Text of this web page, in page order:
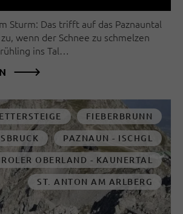
Sturm: Das trifft auf das Paznauntal
wenn der Schnee zu schmelzen
ins Tal…
FIEBERBRUNN
PAZNAUN - ISCHGL
OBERLAND - KAUNERTAL
ST. ANTON AM ARLBERG